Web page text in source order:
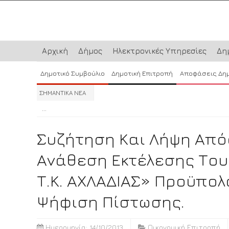
Αρχική Δήμος Ηλεκτρονικές Υπηρεσίες
Δημοτικό Συμβούλιο Δημοτική Επιτροπή Αποφάσεις
ΣΗΜΑΝΤΙΚΑ ΝΕΑ
...
Συζήτηση Και Λήψη
Ανάθεση Εκτέλεσης
Τ.Κ. ΑΧΛΑΔΙΑΣ»
Ψήφιση Πίστωσης.
Ημερομηνία: 14/10/2013 Οικονομική Επιτροπή